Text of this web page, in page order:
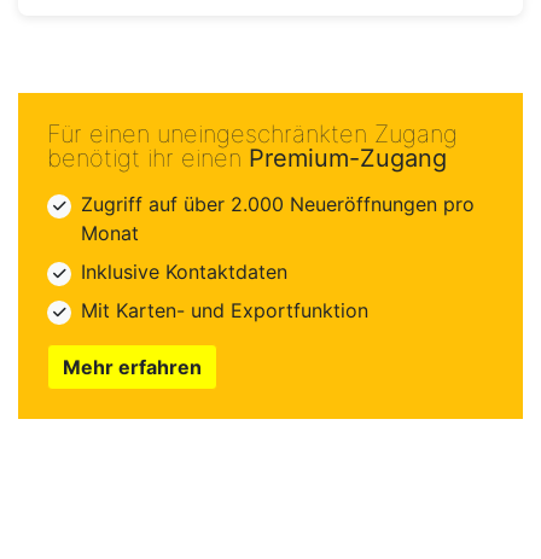
Für einen uneingeschränkten Zugang
benötigt ihr einen Premium-Zugang
Zugriff auf über 2.000 Neueröffnungen pro
Monat
Inklusive Kontaktdaten
Mit Karten- und Exportfunktion
Mehr erfahren